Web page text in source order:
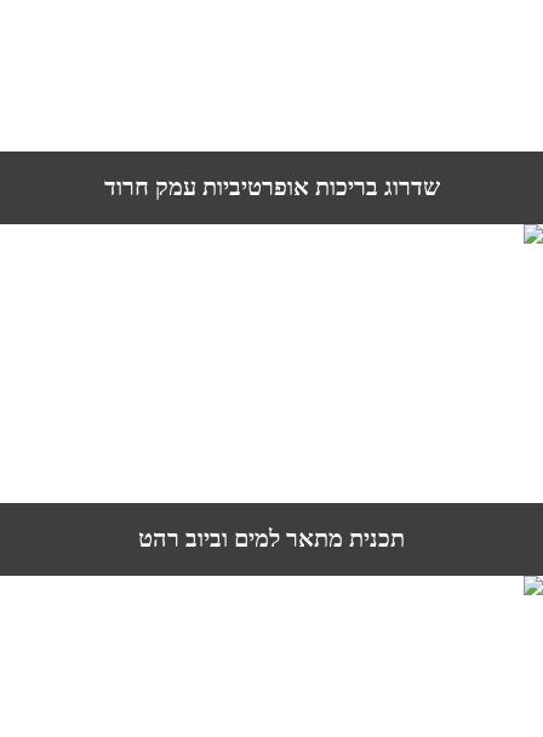
שדרוג בריכות אופרטיביות עמק חרוד
תכנית מתאר למים וביוב רהט